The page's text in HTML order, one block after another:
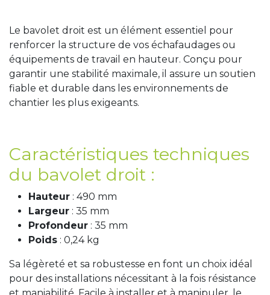
Le bavolet droit est un élément essentiel pour
renforcer la structure de vos échafaudages ou
équipements de travail en hauteur. Conçu pour
garantir une stabilité maximale, il assure un soutien
fiable et durable dans les environnements de
chantier les plus exigeants.
Caractéristiques techniques
du bavolet droit :
Hauteur : 490 mm
Largeur : 35 mm
Profondeur : 35 mm
Poids : 0,24 kg
Sa légèreté et sa robustesse en font un choix idéal
pour des installations nécessitant à la fois résistance